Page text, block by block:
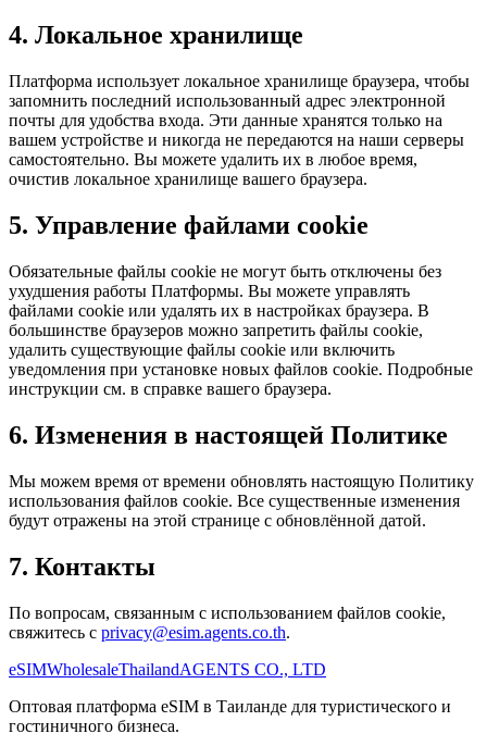
4. Локальное хранилище
Платформа использует локальное хранилище браузера, чтобы
запомнить последний использованный адрес электронной
почты для удобства входа. Эти данные хранятся только на
вашем устройстве и никогда не передаются на наши серверы
самостоятельно. Вы можете удалить их в любое время,
очистив локальное хранилище вашего браузера.
5. Управление файлами cookie
Обязательные файлы cookie не могут быть отключены без
ухудшения работы Платформы. Вы можете управлять
файлами cookie или удалять их в настройках браузера. В
большинстве браузеров можно запретить файлы cookie,
удалить существующие файлы cookie или включить
уведомления при установке новых файлов cookie. Подробные
инструкции см. в справке вашего браузера.
6. Изменения в настоящей Политике
Мы можем время от времени обновлять настоящую Политику
использования файлов cookie. Все существенные изменения
будут отражены на этой странице с обновлённой датой.
7. Контакты
По вопросам, связанным с использованием файлов cookie,
свяжитесь с privacy@esim.agents.co.th.
eSIMWholesaleThailandAGENTS CO., LTD
Оптовая платформа eSIM в Таиланде для туристического и
гостиничного бизнеса.